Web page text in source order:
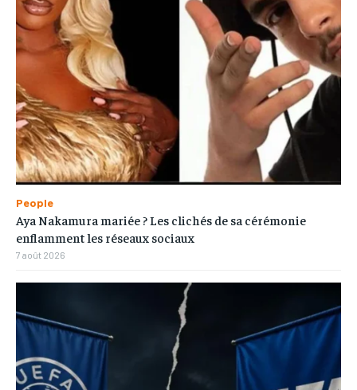
People
Aya Nakamura mariée ? Les clichés de sa cérémonie
enflamment les réseaux sociaux
7 août 2026